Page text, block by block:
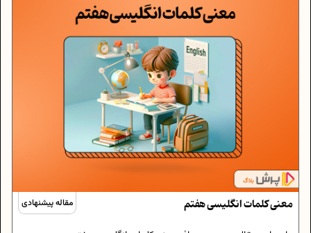
مقاله پیشنهادی معنی کلمات انگلیسی هفتم